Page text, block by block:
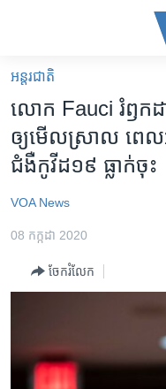
គេហទំព័រ​
ទាក់ទង
និង​
ចូល​
ទំព័រ​
ព័ត៌មាន​​
រំលង​
ទៅ​
អន្តរជាតិ
អាមេរិក
ព្រឹត្តិការណ៍ព័ត៌មាន
កម្មវិធីទាំងអស់
អន្តរជាតិ
លោក Fauci រំឭកដ
ឲ្យមើលស្រាល ពេល
ជំងឺកូវីដ១៩ ធ្លាក់ចុះ
VOA News
08 កក្កដា 2020
ចែករំលែក